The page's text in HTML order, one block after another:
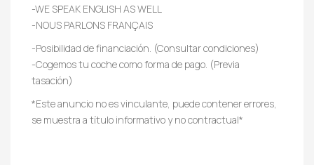
-WE SPEAK ENGLISH AS WELL
-NOUS PARLONS FRANÇAIS
-Posibilidad de financiación. (Consultar condiciones)
-Cogemos tu coche como forma de pago. (Previa
tasación)
*Este anuncio no es vinculante, puede contener errores,
se muestra a título informativo y no contractual*